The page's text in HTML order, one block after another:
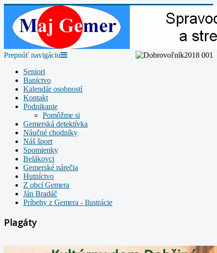
Prepnúť navigáciu
Seniori
Baníctvo
Kalendár osobností
Kontakt
Podnikanie
Pomôžme si
Gemerská detektívka
Náučné chodníky
Náš šport
Spomienky
Belákovci
Gemerské nárečia
Hutníctvo
Z obcí Gemera
Ján Bradáč
Príbehy z Gemera - Ilustrácie
Plagáty